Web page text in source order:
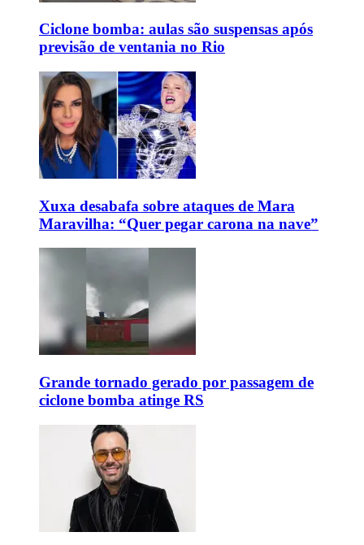
Ciclone bomba: aulas são suspensas após
previsão de ventania no Rio
Xuxa desabafa sobre ataques de Mara
Maravilha: “Quer pegar carona na nave”
Grande tornado gerado por passagem de
ciclone bomba atinge RS